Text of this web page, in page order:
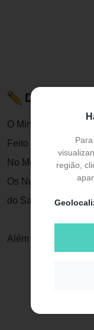
região,
Descrição
O Mini Cookie
Feito com
No Moinho de
Os Nutrientes Dos
do Sabor.
Além Disso, É